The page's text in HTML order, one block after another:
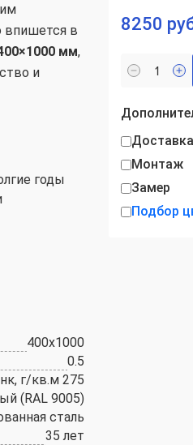
8250
Доставка
Монтаж
Замер
Подбор
впишется в
мм,
и
годы
400х1000
0.5
г/кв.м 275
(RAL 9005)
сталь
35 лет